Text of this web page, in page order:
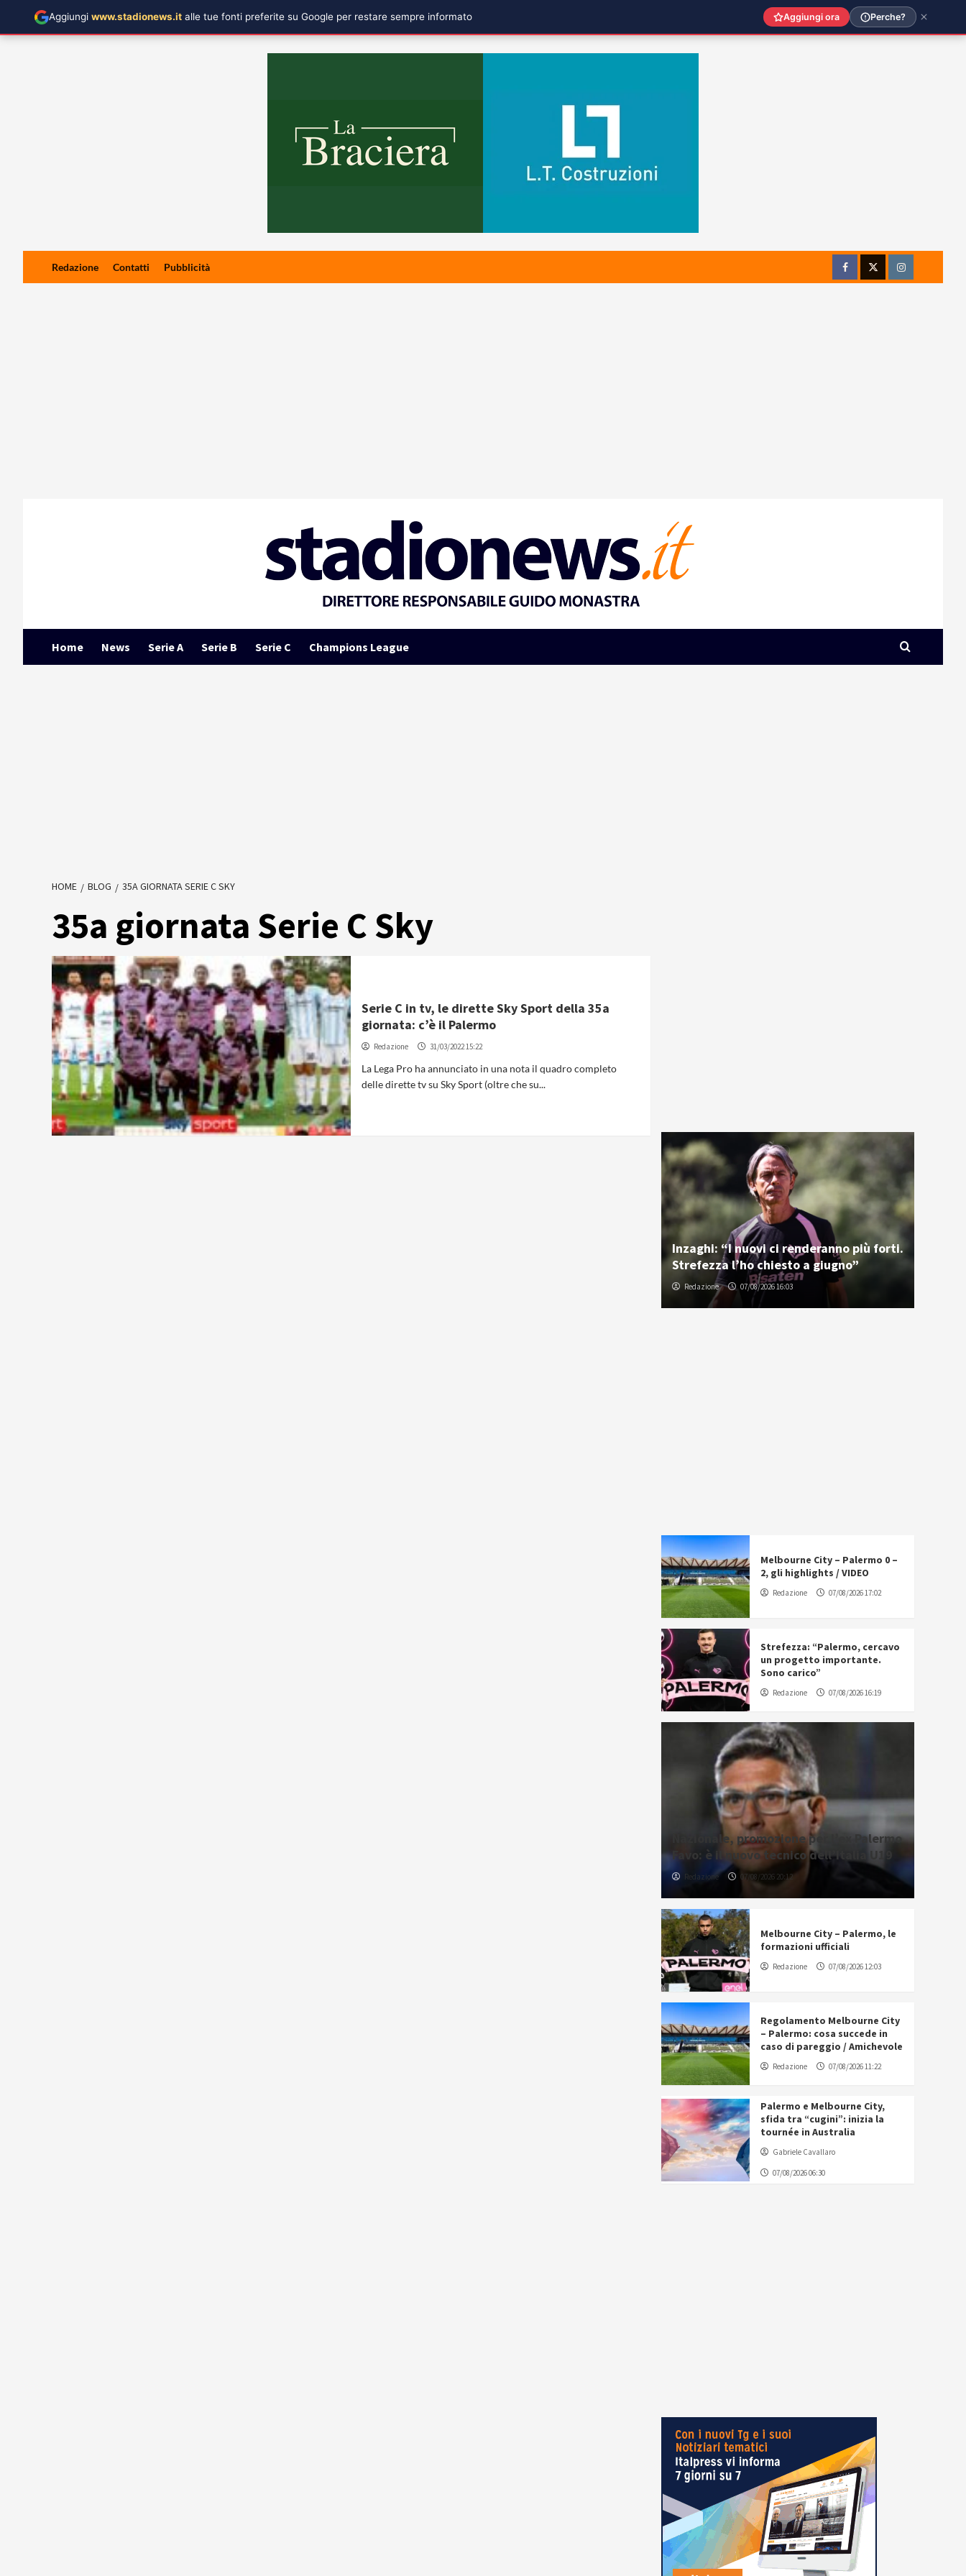
Redazione Contatti Pubblicità
FacebookTwitterInstagram
Home News Serie A Serie B Serie C Champions League
HOME BLOG 35A GIORNATA SERIE C SKY
35a giornata Serie C Sky
Serie C in tv, le dirette Sky Sport della 35a
giornata: c’è il Palermo
Redazione 31/03/2022 15:22
La Lega Pro ha annunciato in una nota il quadro completo
delle dirette tv su Sky Sport (oltre che su...
Inzaghi: “I nuovi ci renderanno più forti.
Strefezza l’ho chiesto a giugno”
Redazione 07/08/2026 16:03
Melbourne City – Palermo 0 –
2, gli highlights / VIDEO
Redazione 07/08/2026 17:02
Strefezza: “Palermo, cercavo
un progetto importante.
Sono carico”
Redazione 07/08/2026 16:19
Nazionale, promozione per l’ex Palermo
Favo: è il nuovo tecnico dell’Italia U19
Redazione 07/08/2026 20:12
Melbourne City – Palermo, le
formazioni ufficiali
Redazione 07/08/2026 12:03
Regolamento Melbourne City
– Palermo: cosa succede in
caso di pareggio / Amichevole
Redazione 07/08/2026 11:22
Palermo e Melbourne City,
sfida tra “cugini”: inizia la
tournée in Australia
Gabriele Cavallaro
07/08/2026 06:30
Aggiungi www.stadionews.it alle tue fonti preferite su Google per restare sempre informato Aggiungi ora Perche?